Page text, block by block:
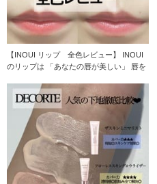
【INOUI リップ 全色レビュー】 INOUI
のリップは 「あなたの唇が美しい」 唇を